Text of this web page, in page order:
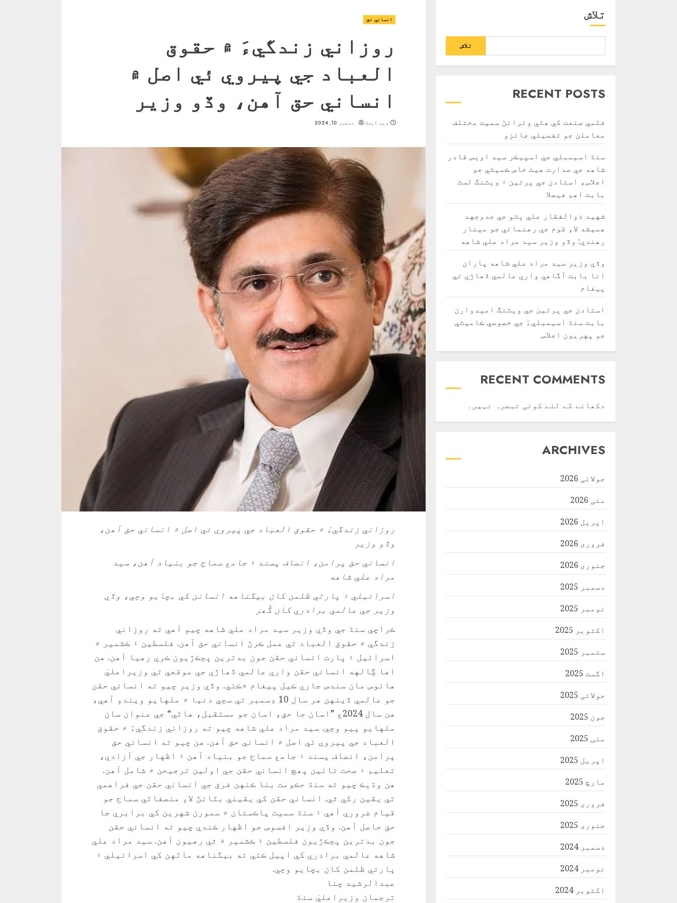
انساني حق
روزاني زندگيءَ ۾ حقوق
العباد جي پيروي ئي اصل ۾
انساني حق آھن، وڏو وزير
ویب ڈیسک دسمبر 10, 2024
روزاني زندگيءَ ۾ حقوق العباد جي پيروي ئي اصل ۾ انساني حق آھن،
وڏو وزير
انساني حق پرامن، انصاف پسند ۽ جامع سماج جو بنياد آهن، سيد
مراد علي شاهه
اسرائيلي ۽ ڀارتي ظلمن کان بيگناهه انسانن کي بچايو وڃي، وڏي
وزير جي عالمي برادري کان گُھر
ڪراچي سنڌ جي وڏي وزير سيد مراد علي شاهه چيو آهي ته روزاني
زندگي ۾ حقوق العباد تي عمل ڪرڻ انساني حق آھن. فلسطين ۽ ڪشمير ۾
اسرائيل ۽ ڀارت انساني حقن جون بدترين ڀڃڪڙيون ڪري رهيا آهن. هن
اها ڳالهه انساني حقن واري عالمي ڏھاڙي جي موقعي تي وزيراعليٰ
هائوس مان سندس جاري ڪيل پيغام ۾ڪئي. وڏي وزير چيو ته انساني حقن
جو عالمي ڏينهن هر سال 10 ڊسمبر تي سڄي دنيا ۾ ملهايو ويندو آهي،
هن سال 2024ع ”اسان جا حق، اسان جو مستقبل، هاڻي“ جي عنوان سان
ملهايو پيو وڃي. سيد مراد علي شاهه چيو ته روزاني زندگيءَ ۾ حقوق
العباد جي پيروي ئي اصل ۾ انساني حق آھن. هن چيو ته انساني حق
پرامن، انصاف پسند ۽ جامع سماج جو بنياد آهن ۽ اظهار جي آزادي،
تعليم ۽ صحت تائين پھچ انساني حقن جي اولين ترجيحن ۾ شامل آهن.
هن وڌيڪ چيو ته سنڌ حڪومت بنا ڪنهن فرق جي انساني حقن جي فراهمي
تي يقين رکي ٿي. انساني حقن کي يقيني بڻائڻ لاءِ منصفاڻي سماج جو
قيام ضروري آهي ۽ سنڌ سميت پاڪستان ۾ سمورن شهرين کي برابري جا
حق حاصل آهن. وڏي وزير افسوس جو اظهار ڪندي چيو ته انساني حقن
جون بدترين ڀڃڪڙيون فلسطين ۽ ڪشمير ۾ ٿي رهيون آهن. سيد مراد علي
شاهه عالمي برادري کي اپيل ڪئي ته بيگناهه ماڻهن کي اسرائيلي ۽
ڀارتي ظلمن کان بچايو وڃي.
عبدالرشيد چنا
ترجمان وزيراعليٰ سنڌ
تلاش
تلاش
RECENT POSTS
فلمي صنعت کي ھٿي وٺرائڻ سميت مختلف
معاملن جو تفصيلي جائزو
سنڌ اسيمبلي جي اسپيڪر سيد اويس قادر
شاهه جي صدارت هيٺ خاص ڪميٽي جو
اجلاس، استادن جي ڀرتين ۽ ويٽنگ لسٽ
بابت اهم فيصلا
شهيد ذوالفقار علي ڀٽو جي جدوجهد
هميشه لاءِ قوم جي رهنمائي جو مينار
رهندي: وڏو وزير سيد مراد علي شاهه
وڏي وزير سيد مراد علي شاهه پاران
انا بابت آگاهي واري عالمي ڏھاڙي تي
پيغام
استادن جي ڀرتين جي ويٽنگ اميدوارن
بابت سنڌ اسيمبليءَ جي خصوصي ڪاميٽي
جو پهريون اجلاس
RECENT COMMENTS
دکھانے کے لئے کوئی تبصرہ نہیں۔
ARCHIVES
جولائی 2026
مئی 2026
اپریل 2026
فروری 2026
جنوری 2026
دسمبر 2025
نومبر 2025
اکتوبر 2025
ستمبر 2025
اگست 2025
جولائی 2025
جون 2025
مئی 2025
اپریل 2025
مارچ 2025
فروری 2025
جنوری 2025
دسمبر 2024
نومبر 2024
اکتوبر 2024